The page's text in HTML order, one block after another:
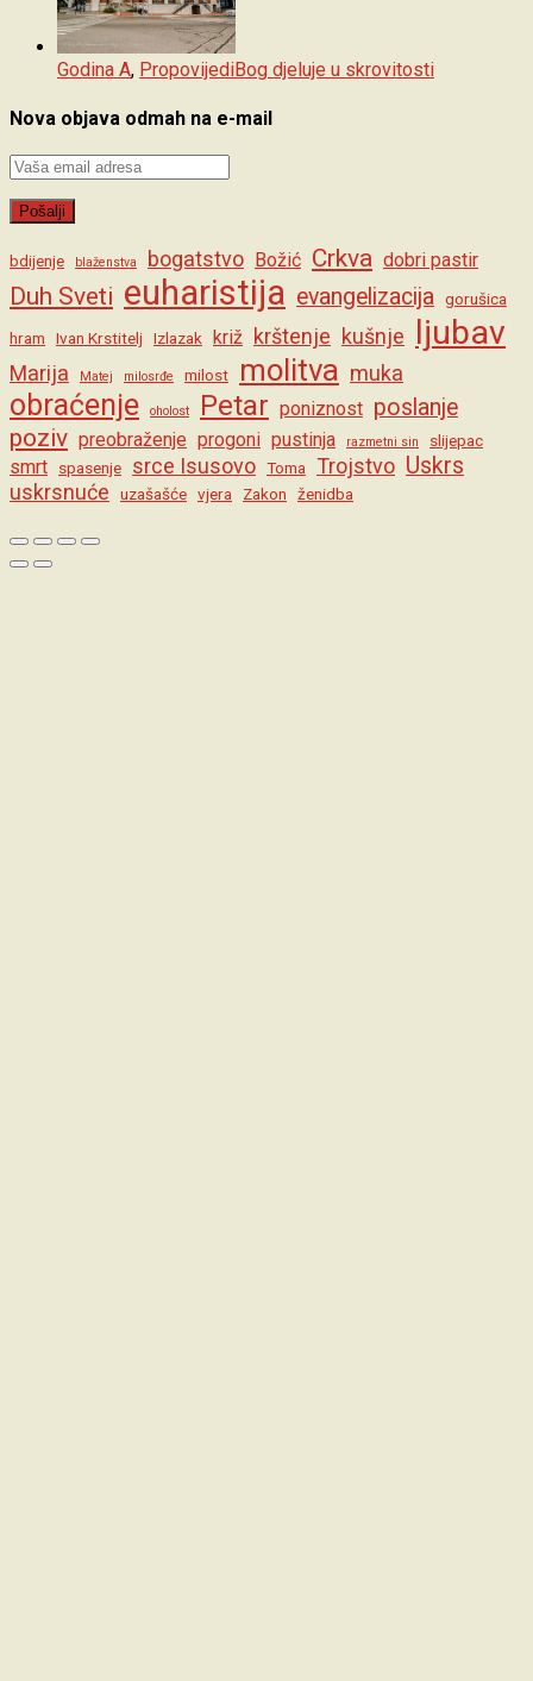
Godina A, PropovijediBog djeluje u skrovitosti
Nova objava odmah na e-mail
bdijenje blaženstva bogatstvo Božić Crkva dobri pastir
Duh Sveti euharistija evangelizacija gorušica
hram Ivan Krstitelj Izlazak križ krštenje kušnje ljubav
Marija Matej milosrđe milost molitva muka
obraćenje oholost Petar poniznost poslanje
poziv preobraženje progoni pustinja razmetni sin slijepac
smrt spasenje srce Isusovo Toma Trojstvo Uskrs
uskrsnuće uzašašće vjera Zakon ženidba